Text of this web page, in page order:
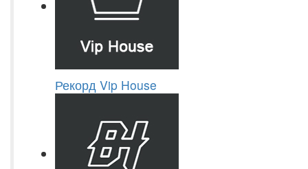
Рекорд Vip House